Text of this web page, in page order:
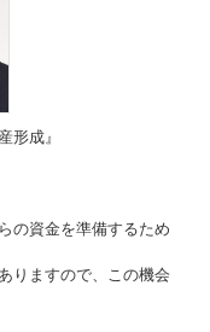
形成』
の資金を準備するため
りますので、この機会